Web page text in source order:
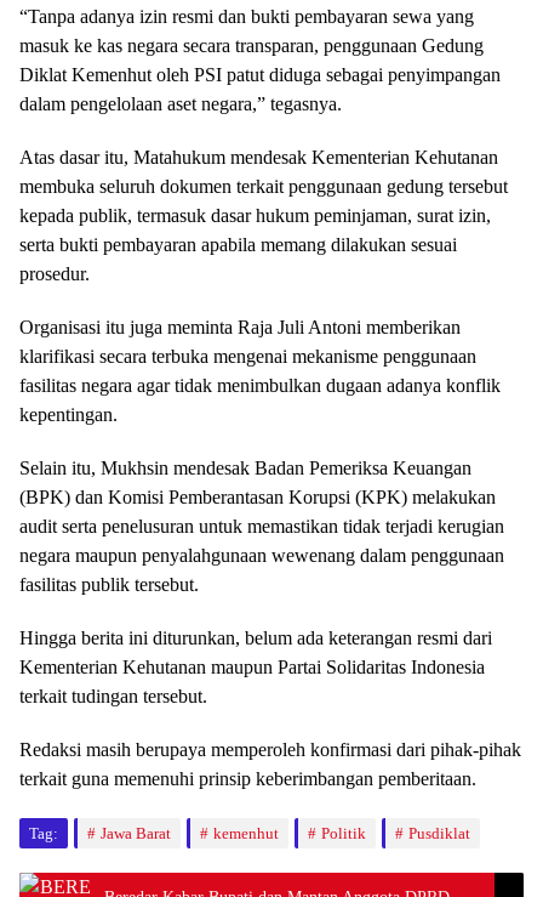
“Tanpa adanya izin resmi dan bukti pembayaran sewa yang
masuk ke kas negara secara transparan, penggunaan Gedung
Diklat Kemenhut oleh PSI patut diduga sebagai penyimpangan
dalam pengelolaan aset negara,” tegasnya.
Atas dasar itu, Matahukum mendesak Kementerian Kehutanan
membuka seluruh dokumen terkait penggunaan gedung tersebut
kepada publik, termasuk dasar hukum peminjaman, surat izin,
serta bukti pembayaran apabila memang dilakukan sesuai
prosedur.
Organisasi itu juga meminta Raja Juli Antoni memberikan
klarifikasi secara terbuka mengenai mekanisme penggunaan
fasilitas negara agar tidak menimbulkan dugaan adanya konflik
kepentingan.
Selain itu, Mukhsin mendesak Badan Pemeriksa Keuangan
(BPK) dan Komisi Pemberantasan Korupsi (KPK) melakukan
audit serta penelusuran untuk memastikan tidak terjadi kerugian
negara maupun penyalahgunaan wewenang dalam penggunaan
fasilitas publik tersebut.
Hingga berita ini diturunkan, belum ada keterangan resmi dari
Kementerian Kehutanan maupun Partai Solidaritas Indonesia
terkait tudingan tersebut.
Redaksi masih berupaya memperoleh konfirmasi dari pihak-pihak
terkait guna memenuhi prinsip keberimbangan pemberitaan.
Tag: Jawa Barat kemenhut Politik Pusdiklat